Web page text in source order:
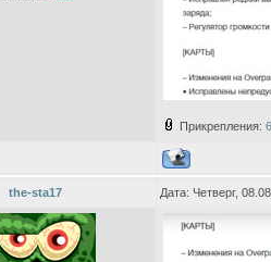
Прикрепления:
the-sta17 Дата: Четверг,